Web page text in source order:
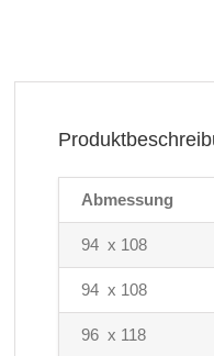
Abmessung
94 x 108
94 x 108
96 x 118